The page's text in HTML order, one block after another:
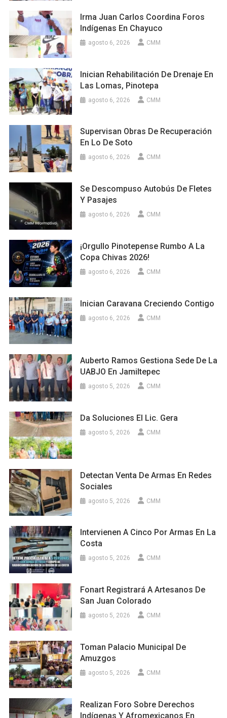
Irma Juan Carlos Coordina Foros
Indígenas En Chayuco
agosto 6, 2026 CMM
Inician Rehabilitación De Drenaje En
Las Lomas, Pinotepa
agosto 6, 2026 CMM
Supervisan Obras De Recuperación
En Lo De Soto
agosto 6, 2026 CMM
Se Descompuso Autobús De Fletes
Y Pasajes
agosto 6, 2026 CMM
¡Orgullo Pinotepense Rumbo A La
Copa Chivas 2026!
agosto 6, 2026 CMM
Inician Caravana Creciendo Contigo
agosto 6, 2026 CMM
Auberto Ramos Gestiona Sede De La
UABJO En Jamiltepec
agosto 5, 2026 CMM
Da Soluciones El Lic. Gera
agosto 5, 2026 CMM
Detectan Venta De Armas En Redes
Sociales
agosto 5, 2026 CMM
Intervienen A Cinco Por Armas En La
Costa
agosto 5, 2026 CMM
Fonart Registrará A Artesanos De
San Juan Colorado
agosto 5, 2026 CMM
Toman Palacio Municipal De
Amuzgos
agosto 5, 2026 CMM
Realizan Foro Sobre Derechos
Indígenas Y Afromexicanos En